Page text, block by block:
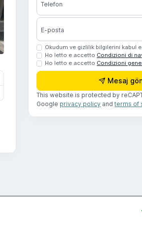
Telefon
E-posta
Okudum ve gizlilik bilgilerini kabul
Ho letto e accetto Condizioni di
Ho letto e accetto Condizioni
Mesaj
This website is protected by
Google privacy policy andterms of